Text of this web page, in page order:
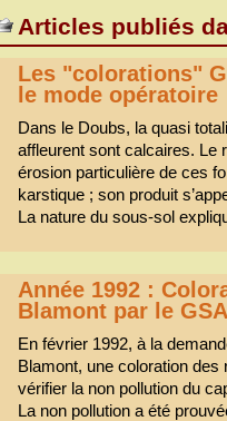
Articles publiés
Les "colorations"
le mode opératoire
Dans le Doubs, la quasi
affleurent sont calcaires. Le
érosion particulière de ces
karstique ; son produit
La nature du sous-sol
Année 1992 :
Blamont par le
En février 1992, à la
Blamont, une coloration des
vérifier la non pollution du
La non pollution a été